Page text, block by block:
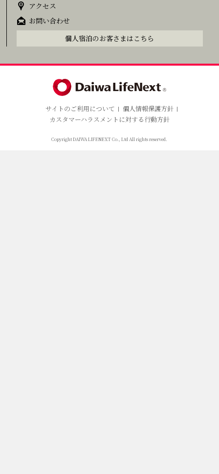
アクセス
お問い合わせ
個人宿泊のお客さまはこちら
サイトのご利用について
個人情報保護方針
カスタマーハラスメントに対する行動方針
Copyright DAIWA LIFENEXT Co., Ltd All rights reserved.